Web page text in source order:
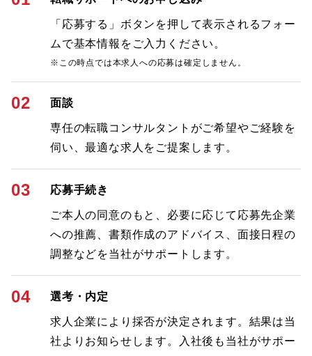
「応募する」ボタンを押して表示されるフォー
ムで基本情報をご入力ください。
※この時点では本求人への応募は確定しません。
02 面談
専任の転職コンサルタントがご希望やご経験を
伺い、最適な求人をご提案します。
03 応募手続き
ご本人の同意のもと、必要に応じて応募先企業
への推薦、書類作成のアドバイス、面接日程の
調整などを当社がサポートします。
04 選考・内定
求人企業により採否が決定されます。結果は当
社よりお知らせします。入社後も当社がサポー